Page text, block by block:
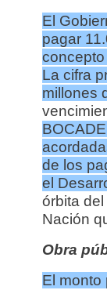
El
pagar
La cifra
millones
de los
el
órbita
Nación
Obra
El monto